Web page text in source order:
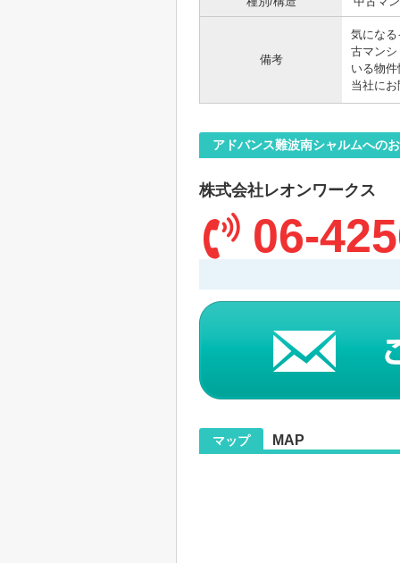
備考
気にな
古マン
いる物
当社にお
アドバンス難波南シャルムへの
株式会社レオンワークス
06-
マップ MAP